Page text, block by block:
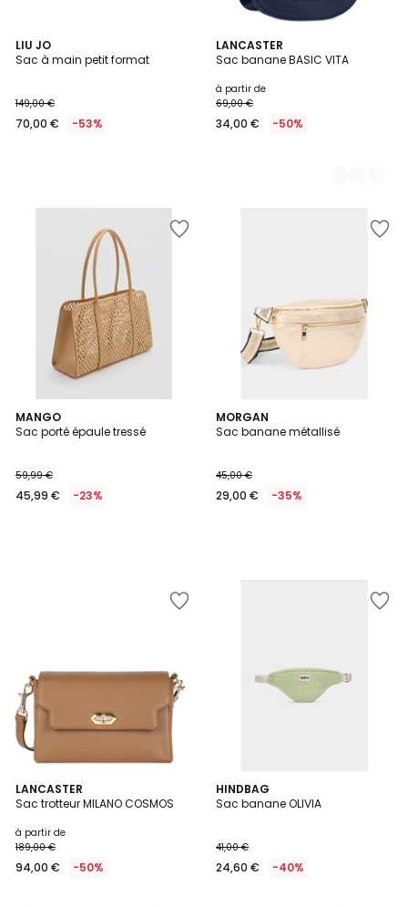
LIU JO
Sac à main petit format
149,00 €
70,00 € -53%
LANCASTER
Sac banane BASIC VITA
à partir de
69,00 €
34,00 € -50%
4
Couleurs
MANGO
Sac porté épaule tressé
59,99 €
45,99 € -23%
MORGAN
Sac banane métallisé
45,00 €
29,00 € -35%
LANCASTER
Sac trotteur MILANO COSMOS
à partir de
189,00 €
94,00 € -50%
5
/
8
Couleurs
HINDBAG
Sac banane OLIVIA
41,00 €
24,60 € -40%
3
Couleurs